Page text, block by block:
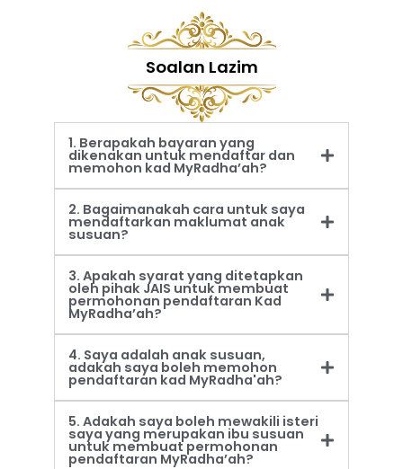
Soalan Lazim
1. Berapakah bayaran yang
dikenakan untuk mendaftar dan
memohon kad MyRadha’ah?
2. Bagaimanakah cara untuk saya
mendaftarkan maklumat anak
susuan?
3. Apakah syarat yang ditetapkan
oleh pihak JAIS untuk membuat
permohonan pendaftaran Kad
MyRadha’ah?
4. Saya adalah anak susuan,
adakah saya boleh memohon
pendaftaran kad MyRadha'ah?
5. Adakah saya boleh mewakili isteri
saya yang merupakan ibu susuan
untuk membuat permohonan
pendaftaran MyRadha’ah?